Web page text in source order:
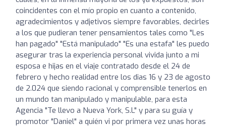
coincidentes con el mío propio en cuanto a contenido,
agradecimientos y adjetivos siempre favorables, decirles
a los que pudieran tener pensamientos tales como "Les
han pagado" "Está manipulado" "Es una estafa" les puedo
asegurar tras la experiencia personal vivida junto a mi
esposa e hijas en el viaje contratado desde el 24 de
febrero y hecho realidad entre los dias 16 y 23 de agosto
de 2.024 que siendo racional y comprensible tenerlos en
un mundo tan manipulado y manipulable, para esta
Agencia "Te llevo a Nueva York, S.L" y para su guía y
promotor "Daniel" a quién vi por primera vez unas horas